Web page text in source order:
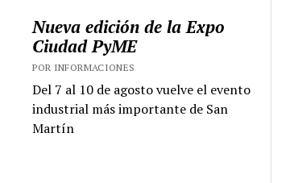
Nueva edición de la Expo
Ciudad PyME
POR INFORMACIONES
Del 7 al 10 de agosto vuelve el evento
industrial más importante de San
Martín